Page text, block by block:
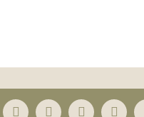
tarafımıza iletebilirsiniz.
için teşekkür ederiz.